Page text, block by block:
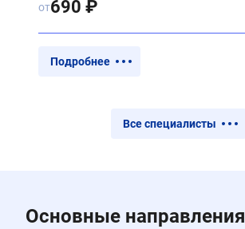
от690 ₽
Подробнее
Все специалисты
Основные направления